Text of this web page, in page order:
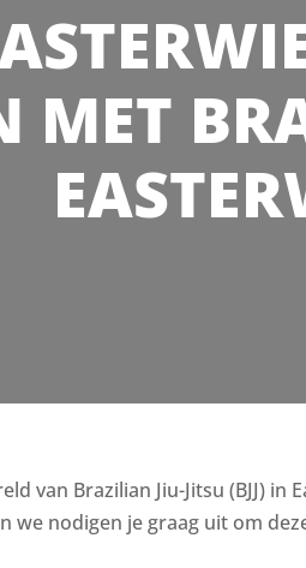
MET
van Brazilian Jiu-Jitsu (BJJ)
we nodigen je graag uit om